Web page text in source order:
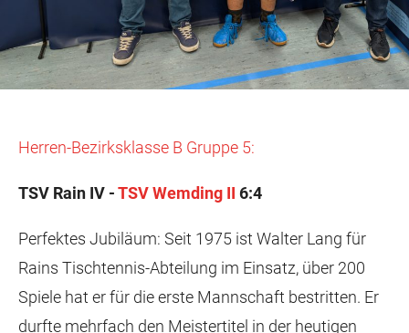
Herren-Bezirksklasse B Gruppe 5:
TSV Rain IV -TSV Wemding II 6:4
Perfektes Jubiläum: Seit 1975 ist Walter Lang für
Rains Tischtennis-Abteilung im Einsatz, über 200
Spiele hat er für die erste Mannschaft bestritten. Er
durfte mehrfach den Meistertitel in der heutigen